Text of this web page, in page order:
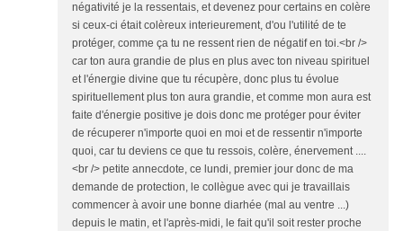
négativité je la ressentais, et devenez pour certains en colère
si ceux-ci était colèreux interieurement, d'ou l'utilité de te
protéger, comme ça tu ne ressent rien de négatif en toi.<br />
car ton aura grandie de plus en plus avec ton niveau spirituel
et l'énergie divine que tu récupère, donc plus tu évolue
spirituellement plus ton aura grandie, et comme mon aura est
faite d'énergie positive je dois donc me protéger pour éviter
de récuperer n'importe quoi en moi et de ressentir n'importe
quoi, car tu deviens ce que tu ressois, colère, énervement ....
<br /> petite annecdote, ce lundi, premier jour donc de ma
demande de protection, le collègue avec qui je travaillais
commencer à avoir une bonne diarhée (mal au ventre ...)
depuis le matin, et l'après-midi, le fait qu'il soit rester proche